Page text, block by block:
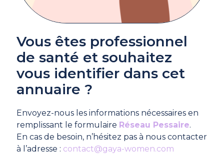
Vous êtes professionnel
de santé et souhaitez
vous identifier dans cet
annuaire ?
Envoyez-nous les informations nécessaires en
remplissant le formulaire Réseau Pessaire.
En cas de besoin, n’hésitez pas à nous contacter
à l’adresse : contact@gaya-women.com